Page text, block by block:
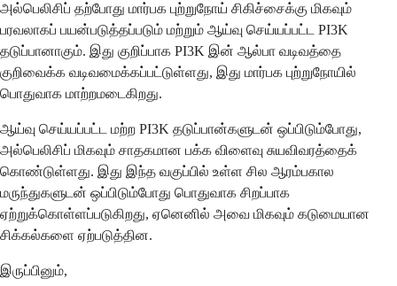
அல்பெலிசிப் தற்போது மார்பக புற்றுநோய் சிகிச்சைக்கு மிகவும்
பரவலாகப் பயன்படுத்தப்படும் மற்றும் ஆய்வு செய்யப்பட்ட PI3K
தடுப்பானாகும். இது குறிப்பாக PI3K இன் ஆல்பா வடிவத்தை
குறிவைக்க வடிவமைக்கப்பட்டுள்ளது, இது மார்பக புற்றுநோயில்
பொதுவாக மாற்றமடைகிறது.
ஆய்வு செய்யப்பட்ட மற்ற PI3K தடுப்பான்களுடன் ஒப்பிடும்போது, ​​
அல்பெலிசிப் மிகவும் சாதகமான பக்க விளைவு சுயவிவரத்தைக்
கொண்டுள்ளது. இது இந்த வகுப்பில் உள்ள சில ஆரம்பகால
மருந்துகளுடன் ஒப்பிடும்போது பொதுவாக சிறப்பாக
ஏற்றுக்கொள்ளப்படுகிறது, ஏனெனில் அவை மிகவும் கடுமையான
சிக்கல்களை ஏற்படுத்தின.
இருப்பினும்,